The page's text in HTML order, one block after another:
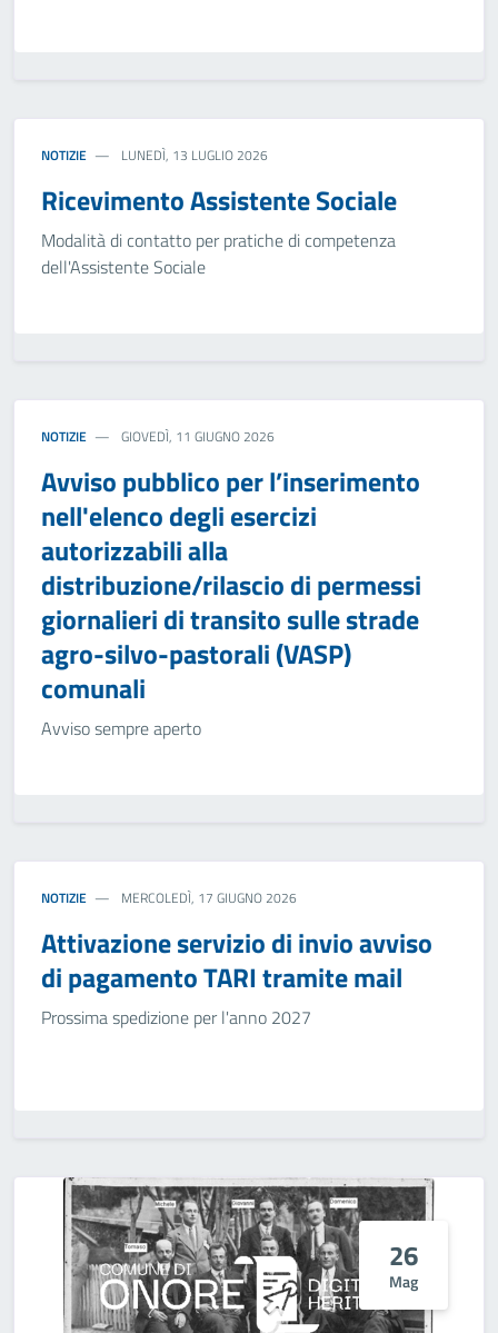
NOTIZIE LUNEDÌ, 13 LUGLIO 2026
Ricevimento Assistente Sociale
Modalità di contatto per pratiche di competenza
dell'Assistente Sociale
NOTIZIE GIOVEDÌ, 11 GIUGNO 2026
Avviso pubblico per l’inserimento
nell'elenco degli esercizi
autorizzabili alla
distribuzione/rilascio di permessi
giornalieri di transito sulle strade
agro-silvo-pastorali (VASP)
comunali
Avviso sempre aperto
NOTIZIE MERCOLEDÌ, 17 GIUGNO 2026
Attivazione servizio di invio avviso
di pagamento TARI tramite mail
Prossima spedizione per l'anno 2027
26
Mag